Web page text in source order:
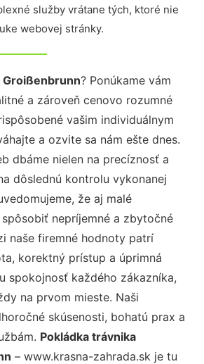
služby vrátane tých, ktoré nie
webovej stránky.
Groißenbrunn? Ponúkame vám
a zároveň cenovo rozumné
vašim individuálnym
a ozvite sa nám ešte dnes.
dbáme nielen na precíznosť a
dôslednú kontrolu vykonanej
že aj malé
nepríjemné a zbytočné
naše firemné hodnoty patrí
korektný prístup a úprimná
spokojnosť každého zákazníka,
na prvom mieste. Naši
skúsenosti, bohatú prax a
Pokládka trávnika
– www.krasna-zahrada.sk je tu